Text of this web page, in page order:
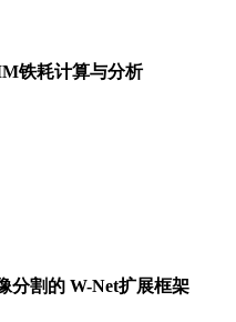
铁耗计算与分析
分割的 W-Net扩展框架